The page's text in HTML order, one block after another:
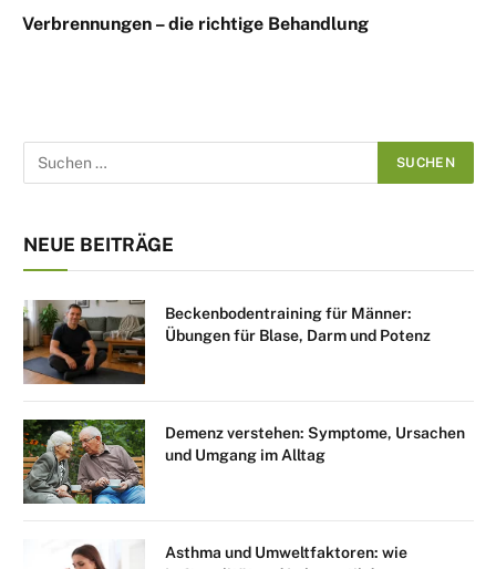
Verbrennungen – die richtige Behandlung
NEUE BEITRÄGE
Beckenbodentraining für Männer:
Übungen für Blase, Darm und Potenz
Demenz verstehen: Symptome, Ursachen
und Umgang im Alltag
Asthma und Umweltfaktoren: wie